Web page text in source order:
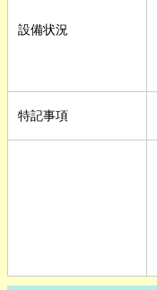
設備状況
特記事項